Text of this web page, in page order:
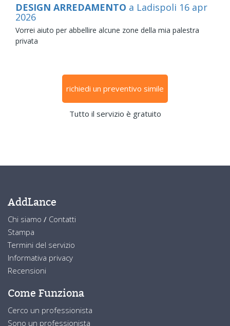
DESIGN ARREDAMENTO a Ladispoli 16 apr
2026
Vorrei aiuto per abbellire alcune zone della mia palestra
privata
richiedi un preventivo simile
Tutto il servizio è gratuito
AddLance
Chi siamo / Contatti
Stampa
Termini del servizio
Informativa privacy
Recensioni
Come Funziona
Cerco un professionista
Sono un professionista